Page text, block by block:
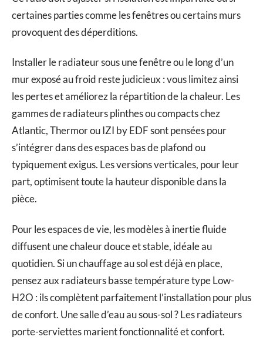
certaines parties comme les fenêtres ou certains murs
provoquent des déperditions.
Installer le radiateur sous une fenêtre ou le long d’un
mur exposé au froid reste judicieux : vous limitez ainsi
les pertes et améliorez la répartition de la chaleur. Les
gammes de radiateurs plinthes ou compacts chez
Atlantic, Thermor ou IZI by EDF sont pensées pour
s’intégrer dans des espaces bas de plafond ou
typiquement exigus. Les versions verticales, pour leur
part, optimisent toute la hauteur disponible dans la
pièce.
Pour les espaces de vie, les modèles à inertie fluide
diffusent une chaleur douce et stable, idéale au
quotidien. Si un chauffage au sol est déjà en place,
pensez aux radiateurs basse température type Low-
H2O : ils complètent parfaitement l’installation pour plus
de confort. Une salle d’eau au sous-sol ? Les radiateurs
porte-serviettes marient fonctionnalité et confort.